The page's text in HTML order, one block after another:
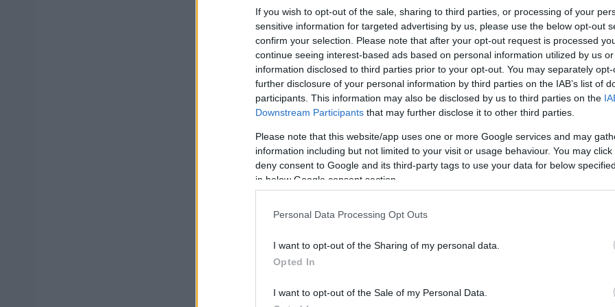
If you wish to opt-out of the sale, sharing to third parties, or processing of your
sensitive information for targeted advertising by us, please use the below opt-out
confirm your selection. Please note that after your opt-out request is processed
continue seeing interest-based ads based on personal information utilized by us
information disclosed to third parties prior to your opt-out. You may separately
further disclosure of your personal information by third parties on the IAB’s list of
participants. This information may also be disclosed by us to third parties on the
Downstream Participants that may further disclose it to other third parties.
Please note that this website/app uses one or more Google services and may
information including but not limited to your visit or usage behaviour. You may
deny consent to Google and its third-party tags to use your data for below
in below Google consent section.
Personal Data Processing Opt Outs
I want to opt-out of the Sharing of my personal data.
Opted In
I want to opt-out of the Sale of my Personal Data.
μεταξύ υποψηφίων και επιχειρήσεων,χωρίς προκαθορισμένα
έμφαση στη γνωριμία, τη συζήτηση και την παρουσίαση των
συμμετέχοντα.
ΑΣΕΠ: Πιστοποίηση Αγγλικών σε μόνο 2 ημέρες στα χέρια
ΑΣΕΠ: Εξ αποστάσεως η πιο Εύκολη Πιστοποίηση
μέρες